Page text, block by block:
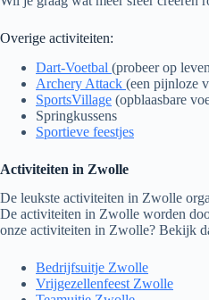
Overige activiteiten:
Dart-Voetbal (probeer op
Archery Attack (een pijnloze
SportsVillage (opblaasbare
Springkussens
Sportieve feestjes
Activiteiten in Zwolle
De leukste activiteiten in Zwolle
De activiteiten in Zwolle worden
onze activiteiten in Zwolle? Bekijk
Bedrijfsuitje Zwolle
Vrijgezellenfeest Zwolle